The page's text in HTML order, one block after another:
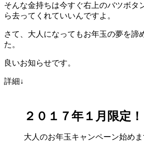
そんな金持ちは今すぐ右上のバツボタ
ら去ってくれていいんですよ。
さて、大人になってもお年玉の夢を諦
た。
良いお知らせです。
詳細↓
２０１７年１月限定！
大人のお年玉キャンペーン始めま